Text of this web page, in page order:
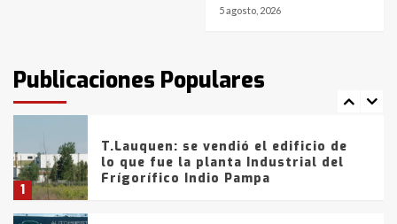
5 agosto, 2026
Publicaciones Populares
fueron detenidos por
comercialización de drogas en la
tarde del sábado
1
T.Lauquen: se vendió el edificio de
lo que fue la planta Industrial del
Frígorífico Indio Pampa